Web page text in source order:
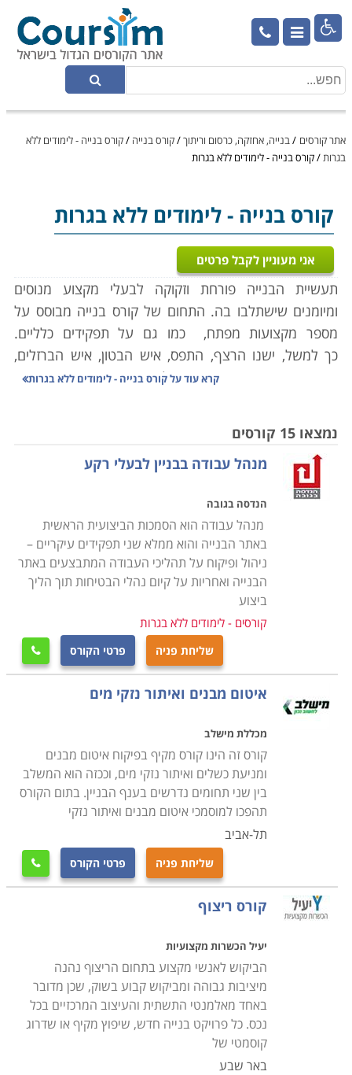

אתר קורסים /בנייה, אחזקה, כרסום וריתוך/קורס בנייה /קורס בנייה - לימודים ללא
בגרות/קורס בנייה - לימודים ללא בגרות
קורס בנייה - לימודים ללא בגרות
אני מעוניין לקבל פרטים
תעשיית הבנייה פורחת וזקוקה לבעלי מקצוע מנוסים
ומיומנים שישתלבו בה. התחום של קורס בנייה מבוסס על
מספר מקצועות מפתח,
כמו גם על תפקידים כלליים.
כך למשל, ישנו הרצף, התפס, איש הבטון, איש הברזלים,
הזגג, הרפד, הטייח והסתת. כל מקצוע דורש ידע מקצועי
במקום.
תחום הבניה הוא מגוון ונסמך על מספר גורמים מקצועיים
העובדים יחד בשיתוף פעולה על
לפועל. לכן, יש צורך בקורס בנייה במסגרתו נלמדים כל
יסודות העבודה בהתאם לחלוקה לפי תחומים. כך למשל
בתחום החומרים נלמדים כל חומרי הבניין שנעשה בהם
שימוש החל מחול, חצץ, מלט ובטון ועד ברזל, אלומיניום,
זכוכית וחומרים נוספים. בתחום הביצוע נלמדות כל הפעולות
שצריך לבצע בנאי במהלך העבודה, כמו סדר פעולות, ראייה
מערכתית והנחת יסודות. נוסף לכך, במסגרת הקורס נלמדים
יסודות חיוניים בתחום בטיחות בעבודה, כולל לימוד של כללי
ואמצעי בטיחות בגובה, עם מנוף, עם מכשירים חותכים
וחדים, עם חומרים כבדים, מסוכנים וכדומה
למי מיועד הקורס
הקורס מיועד הן לבנאים וותיקים המעוניינים לרכוש או
לשנות התמחות והן עבור אנשים העושים את צעדיהם
הראשונים בעולם זה. הקורס ניתן בשתי רמות - ברמת
מתחילים נלמדים כל היסודות החל מהשלב הראשון, בעוד
שבזה למתקדמים נלמדים נושאים של בנייה מתמחה או
מתמקדת
הקורס ניתן גם במסגרת לימודי הנדסת בניין
נושאים בתחום עסקו של הנדסאי או מהנדס ברמת התכנון
והפיקוח, אם כי גם במקרה זה עובר קורס בנייה על כל נושאי
הליבה ברמה זו אחרת.
קרא עוד עלקורס בנייה - לימודים ללא בגרות
נמצאו 15 קורסים
מנהל עבודה בבניין לבעלי רקע
הנדסה בגובה
מנהל עבודה הוא הסמכות הביצועית הראשית
באתר הבנייה והוא ממלא שני תפקידים עיקריים –
ניהול ופיקוח על תהליכי העבודה המתבצעים באתר
הבנייה ואחריות על קיום נהלי הבטיחות תוך הליך
ביצוע
קורסים - לימודים ללא בגרות
שליחת פניה פרטי הקורס 
איטום מבנים ואיתור נזקי מים
מכללת מישלב
קורס זה הינו קורס מקיף בפיקוח איטום מבנים
ומניעת כשלים ואיתור נזקי מים, וככזה הוא המשלב
בין שני תחומים נדרשים בענף הבניין. בתום הקורס
תהפכו למוסמכי איטום מבנים ואיתור נזקי
תל-אביב
שליחת פניה פרטי הקורס 
קורס ריצוף
יעיל הכשרות מקצועיות
הביקוש לאנשי מקצוע בתחום הריצוף נהנה
מיציבות גבוהה ומביקוש קבוע בשוק, שכן מדובר
באחד מאלמנטי התשתית והעיצוב המרכזיים בכל
נכס. כל פרויקט בנייה חדש, שיפוץ מקיף או שדרוג
קוסמטי של
באר שבע